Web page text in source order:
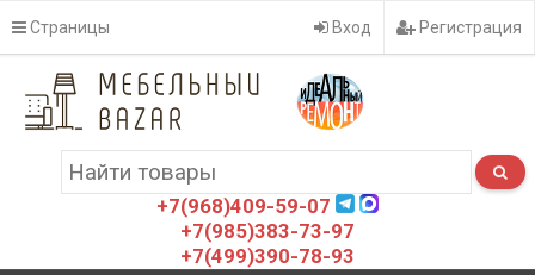
Страницы Вход Регистрация
+7(968)409-59-07
+7(985)383-73-97
+7(499)390-78-93